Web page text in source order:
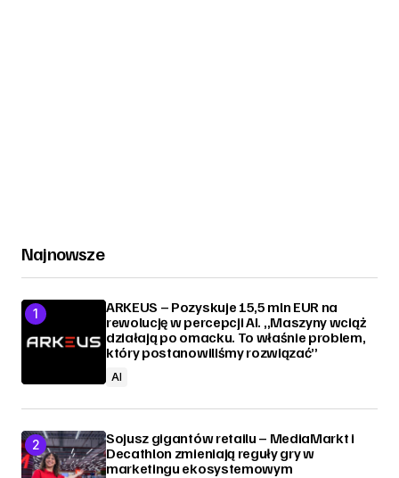
Najnowsze
ARKEUS – Pozyskuje 15,5 mln EUR na
rewolucję w percepcji AI. „Maszyny wciąż
działają po omacku. To właśnie problem,
który postanowiliśmy rozwiązać”
AI
Sojusz gigantów retailu – MediaMarkt i
Decathlon zmieniają reguły gry w
marketingu ekosystemowym